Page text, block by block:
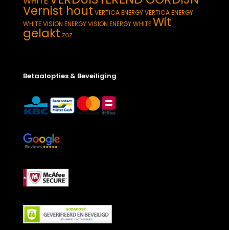
Vernist hout VERTICA ENERGYVERTICA ENERGY
WHITEVISION ENERGYVISION ENERGY WHITEWit
gelakt ZOZ
Betaalopties & Beveiliging